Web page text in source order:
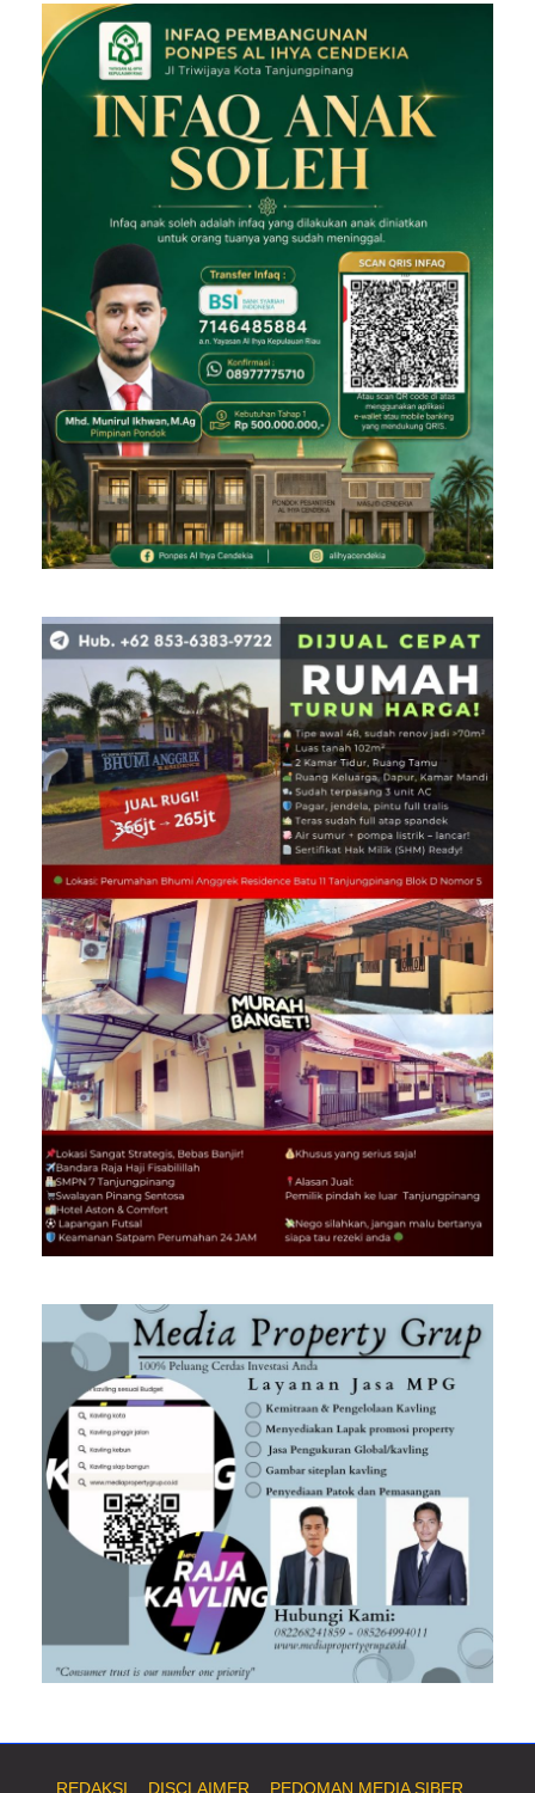
REDAKSI DISCLAIMER PEDOMAN MEDIA SIBER